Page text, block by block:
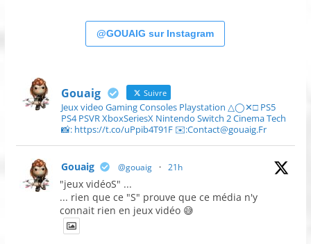
@GOUAIG sur Instagram
Gouaig Suivre
Jeux video Gaming Consoles Playstation △◯✕□ PS5
PS4 PSVR XboxSeriesX Nintendo Switch 2 Cinema Tech
📸: https://t.co/uPpib4T91F ✉️:Contact@gouaig.Fr
Gouaig @gouaig · 21h
"jeux vidéoS" ...
... rien que ce "S" prouve que ce média n'y
connait rien en jeux vidéo 😅